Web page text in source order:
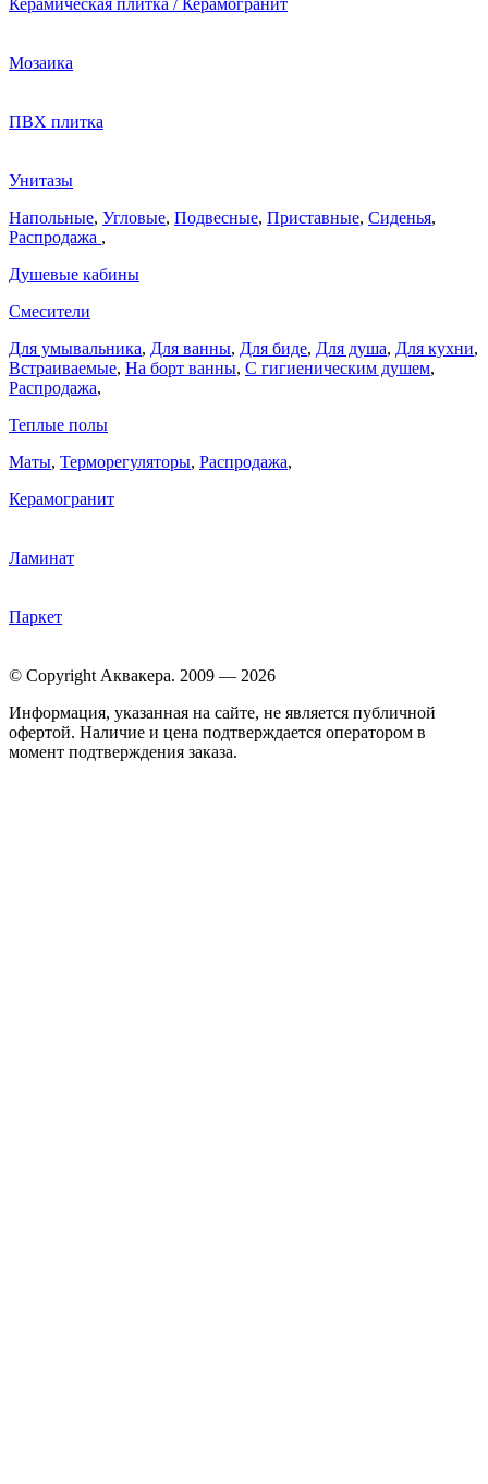
Мозаика
ПВХ плитка
Унитазы
Напольные, Угловые, Подвесные, Приставные, Сиденья,
Распродажа ,
Душевые кабины
Смесители
Для умывальника, Для ванны, Для биде, Для душа, Для кухни,
Встраиваемые, На борт ванны, C гигиеническим душем,
Распродажа,
Теплые полы
Маты, Терморегуляторы, Распродажа,
Керамогранит
Ламинат
Паркет
© Copyright Аквакера. 2009 — 2026
Информация, указанная на сайте, не является публичной
офертой. Наличие и цена подтверждается оператором в
момент подтверждения заказа.